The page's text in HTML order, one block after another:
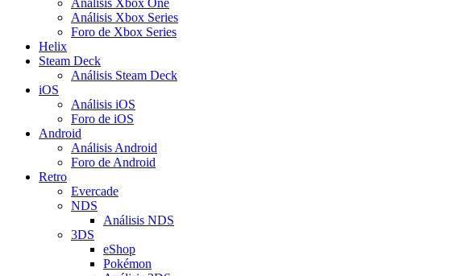
Análisis Xbox One
Análisis Xbox Series
Foro de Xbox Series
Helix
Steam Deck
Análisis Steam Deck
iOS
Análisis iOS
Foro de iOS
Android
Análisis Android
Foro de Android
Retro
Evercade
NDS
Análisis NDS
3DS
eShop
Pokémon